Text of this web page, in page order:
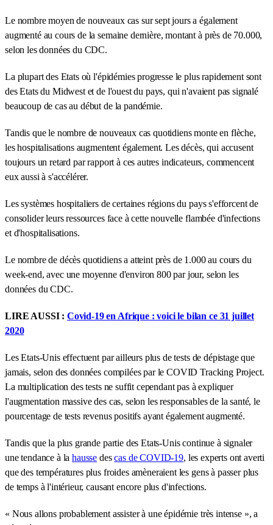
Le nombre moyen de nouveaux cas sur sept jours a également
augmenté au cours de la semaine dernière, montant à près de 70.000,
selon les données du CDC.
La plupart des Etats où l'épidémies progresse le plus rapidement sont
des Etats du Midwest et de l'ouest du pays, qui n'avaient pas signalé
beaucoup de cas au début de la pandémie.
Tandis que le nombre de nouveaux cas quotidiens monte en flèche,
les hospitalisations augmentent également. Les décès, qui accusent
toujours un retard par rapport à ces autres indicateurs, commencent
eux aussi à s'accélérer.
Les systèmes hospitaliers de certaines régions du pays s'efforcent de
consolider leurs ressources face à cette nouvelle flambée d'infections
et d'hospitalisations.
Le nombre de décès quotidiens a atteint près de 1.000 au cours du
week-end, avec une moyenne d'environ 800 par jour, selon les
données du CDC.
LIRE AUSSI : Covid-19 en Afrique : voici le bilan ce 31 juillet
2020
Les Etats-Unis effectuent par ailleurs plus de tests de dépistage que
jamais, selon des données compilées par le COVID Tracking Project.
La multiplication des tests ne suffit cependant pas à expliquer
l'augmentation massive des cas, selon les responsables de la santé, le
pourcentage de tests revenus positifs ayant également augmenté.
Tandis que la plus grande partie des Etats-Unis continue à signaler
une tendance à lahausse descas de COVID-19, les experts ont averti
que des températures plus froides amèneraient les gens à passer plus
de temps à l'intérieur, causant encore plus d'infections.
« Nous allons probablement assister à une épidémie très intense », a